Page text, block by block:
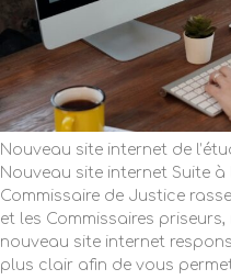
Nouveau site internet de
Nouveau site internet Suite
Commissaire de Justice
et les Commissaires
nouveau site internet
plus clair afin de vous